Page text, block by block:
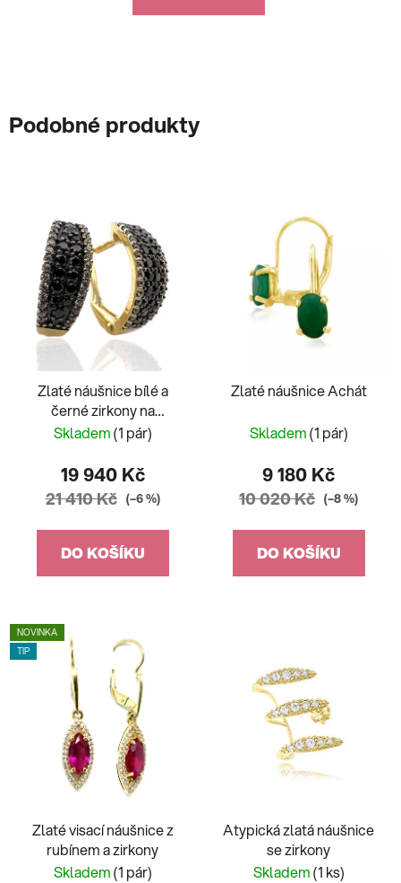
Podobné produkty
Zlaté náušnice bílé a
černé zirkony na
francouzský patent
Skladem(1 pár)
19 940 Kč
21 410 Kč (–6 %)
DO KOŠÍKU
Zlaté náušnice Achát
Skladem(1 pár)
9 180 Kč
10 020 Kč (–8 %)
DO KOŠÍKU
NOVINKA
TIP
Zlaté visací náušnice z
rubínem a zirkony
Skladem(1 pár)
Atypická zlatá náušnice
se zirkony
Skladem(1 ks)